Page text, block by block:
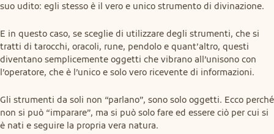
suo udito: egli stesso è il vero e unico strumento di divinazione.
E in questo caso, se sceglie di utilizzare degli strumenti, che si
tratti di tarocchi, oracoli, rune, pendolo e quant’altro, questi
diventano semplicemente oggetti che vibrano all’unisono con
l’operatore, che è l’unico e solo vero ricevente di informazioni.
Gli strumenti da soli non “parlano”, sono solo oggetti. Ecco perché
non si può “imparare”, ma si può solo fare ed essere ciò per cui si
è nati e seguire la propria vera natura.